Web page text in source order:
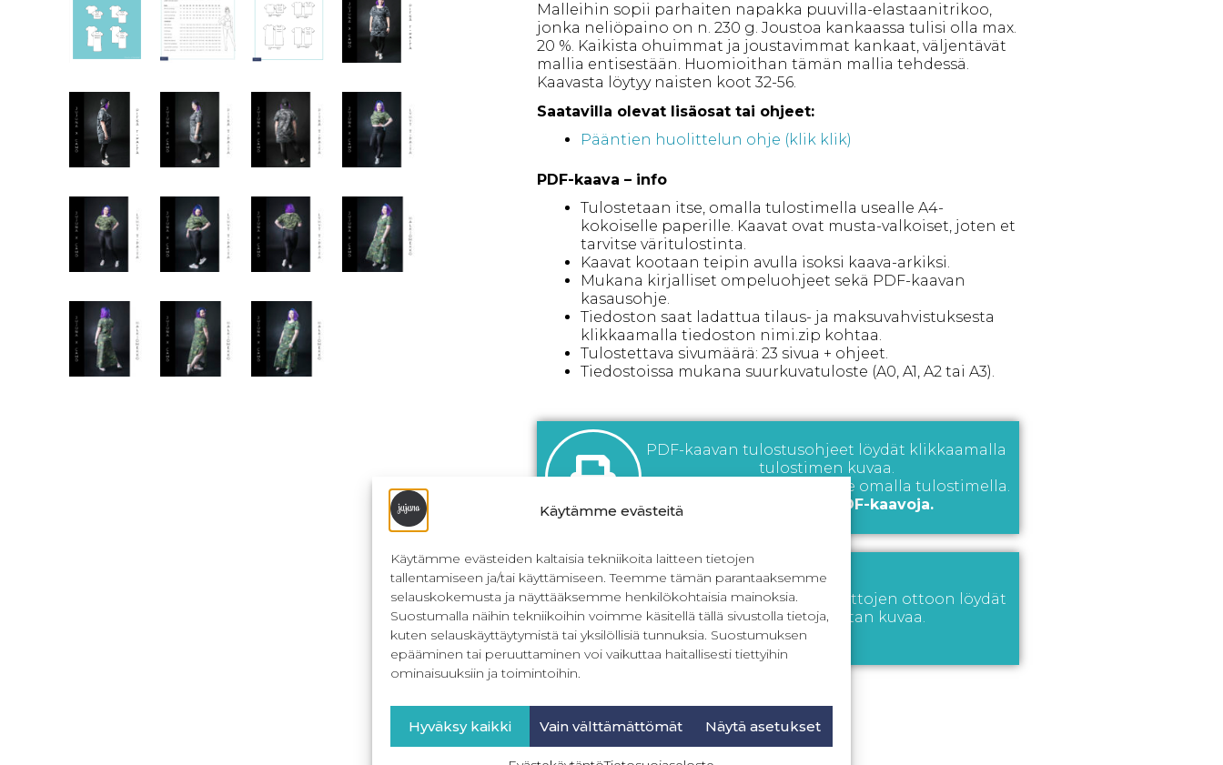
Käytämme evästeitä
Käytämme evästeiden kaltaisia tekniikoita laitteen tietojen
tallentamiseen ja/tai käyttämiseen. Teemme tämän parantaaksemme
selauskokemusta ja näyttääksemme henkilökohtaisia mainoksia.
Suostumalla näihin tekniikoihin voimme käsitellä tällä sivustolla tietoja,
kuten selauskäyttäytymistä tai yksilöllisiä tunnuksia. Suostumuksen
epääminen tai peruuttaminen voi vaikuttaa haitallisesti tiettyihin
ominaisuuksiin ja toimintoihin.
Hyväksy kaikki Vain välttämättömät Näytä asetukset
Malleihin sopii parhaiten napakka puuvilla-elastaanitrikoo,
jonka neliöpaino on n. 230 g. Joustoa kankaassa tulisi olla max.
20 %. Kaikista ohuimmat ja joustavimmat kankaat, väljentävät
mallia entisestään. Huomioithan tämän mallia tehdessä.
Kaavasta löytyy naisten koot 32-56.
Saatavilla olevat lisäosat tai ohjeet:
Pääntien huolittelun ohje (klik klik)
PDF-kaava – info
Tulostetaan itse, omalla tulostimella usealle A4-
kokoiselle paperille. Kaavat ovat musta-valkoiset, joten et
tarvitse väritulostinta.
Kaavat kootaan teipin avulla isoksi kaava-arkiksi.
Mukana kirjalliset ompeluohjeet sekä PDF-kaavan
kasausohje.
Tiedoston saat ladattua tilaus- ja maksuvahvistuksesta
klikkaamalla tiedoston nimi.zip kohtaa.
Tulostettava sivumäärä: 23 sivua + ohjeet.
Tiedostoissa mukana suurkuvatuloste (A0, A1, A2 tai A3).
PDF-kaavan tulostusohjeet löydät klikkaamalla
tulostimen kuvaa.
Tämä kaava tulostetaan itse omalla tulostimella.
Emme postita PDF-kaavoja.
Kuvalliset ohjeet omien mittojen ottoon löydät
klikkaamalla mitan kuvaa.
Lisää ostoskoriin